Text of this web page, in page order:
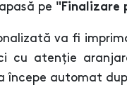
pe "Finalizare
va fi
cu atenție
începe automat